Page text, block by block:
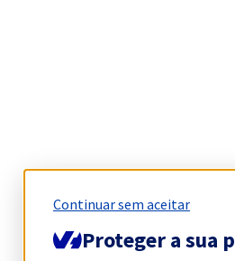
Continuar sem aceitar
Proteger a sua